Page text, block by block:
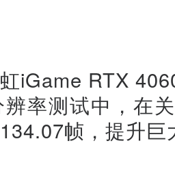
iGame RTX
辨率测试中，在
帧，提升巨